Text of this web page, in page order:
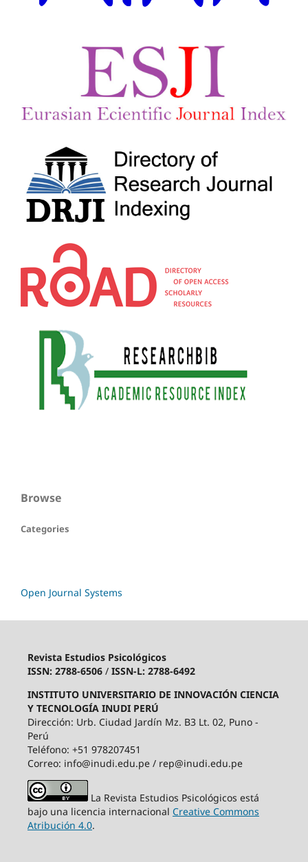
Browse
Categories
Open Journal Systems
Revista Estudios Psicológicos
ISSN: 2788-6506/ ISSN-L: 2788-6492
INSTITUTO UNIVERSITARIO DE INNOVACIÓN CIENCIA
Y TECNOLOGÍA INUDI PERÚ
Dirección: Urb. Ciudad Jardín Mz. B3 Lt. 02, Puno -
Perú
Teléfono: +51 978207451
Correo: info@inudi.edu.pe / rep@inudi.edu.pe
La Revista Estudios Psicológicos está
bajo una licencia internacional Creative Commons
Atribución 4.0.